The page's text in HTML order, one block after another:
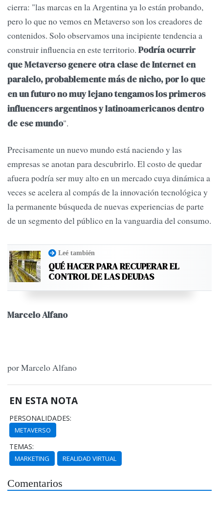
cierra: "las marcas en la Argentina ya lo están probando,
pero lo que no vemos en Metaverso son los creadores de
contenidos. Solo observamos una incipiente tendencia a
construir influencia en este territorio. Podría ocurrir
que Metaverso genere otra clase de Internet en
paralelo, probablemente más de nicho, por lo que
en un futuro no muy lejano tengamos los primeros
influencers argentinos y latinoamericanos dentro
de ese mundo".
Precisamente un nuevo mundo está naciendo y las
empresas se anotan para descubrirlo. El costo de quedar
afuera podría ser muy alto en un mercado cuya dinámica a
veces se acelera al compás de la innovación tecnológica y
la permanente búsqueda de nuevas experiencias de parte
de un segmento del público en la vanguardia del consumo.
Leé también
QUÉ HACER PARA RECUPERAR EL
CONTROL DE LAS DEUDAS
Marcelo Alfano
por Marcelo Alfano
EN ESTA NOTA
PERSONALIDADES:
METAVERSO
TEMAS:
MARKETING REALIDAD VIRTUAL
Comentarios